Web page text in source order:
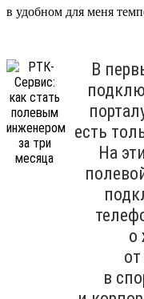
в удобном для меня
В
есть
На
о
в